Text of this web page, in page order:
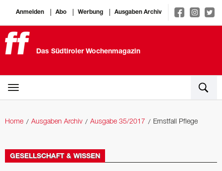
Anmelden Abo Werbung Ausgaben Archiv
Das Südtiroler Wochenmagazin
Home Ausgaben Archiv Ausgabe 35/2017 Ernstfall Pflege
GESELLSCHAFT & WISSEN